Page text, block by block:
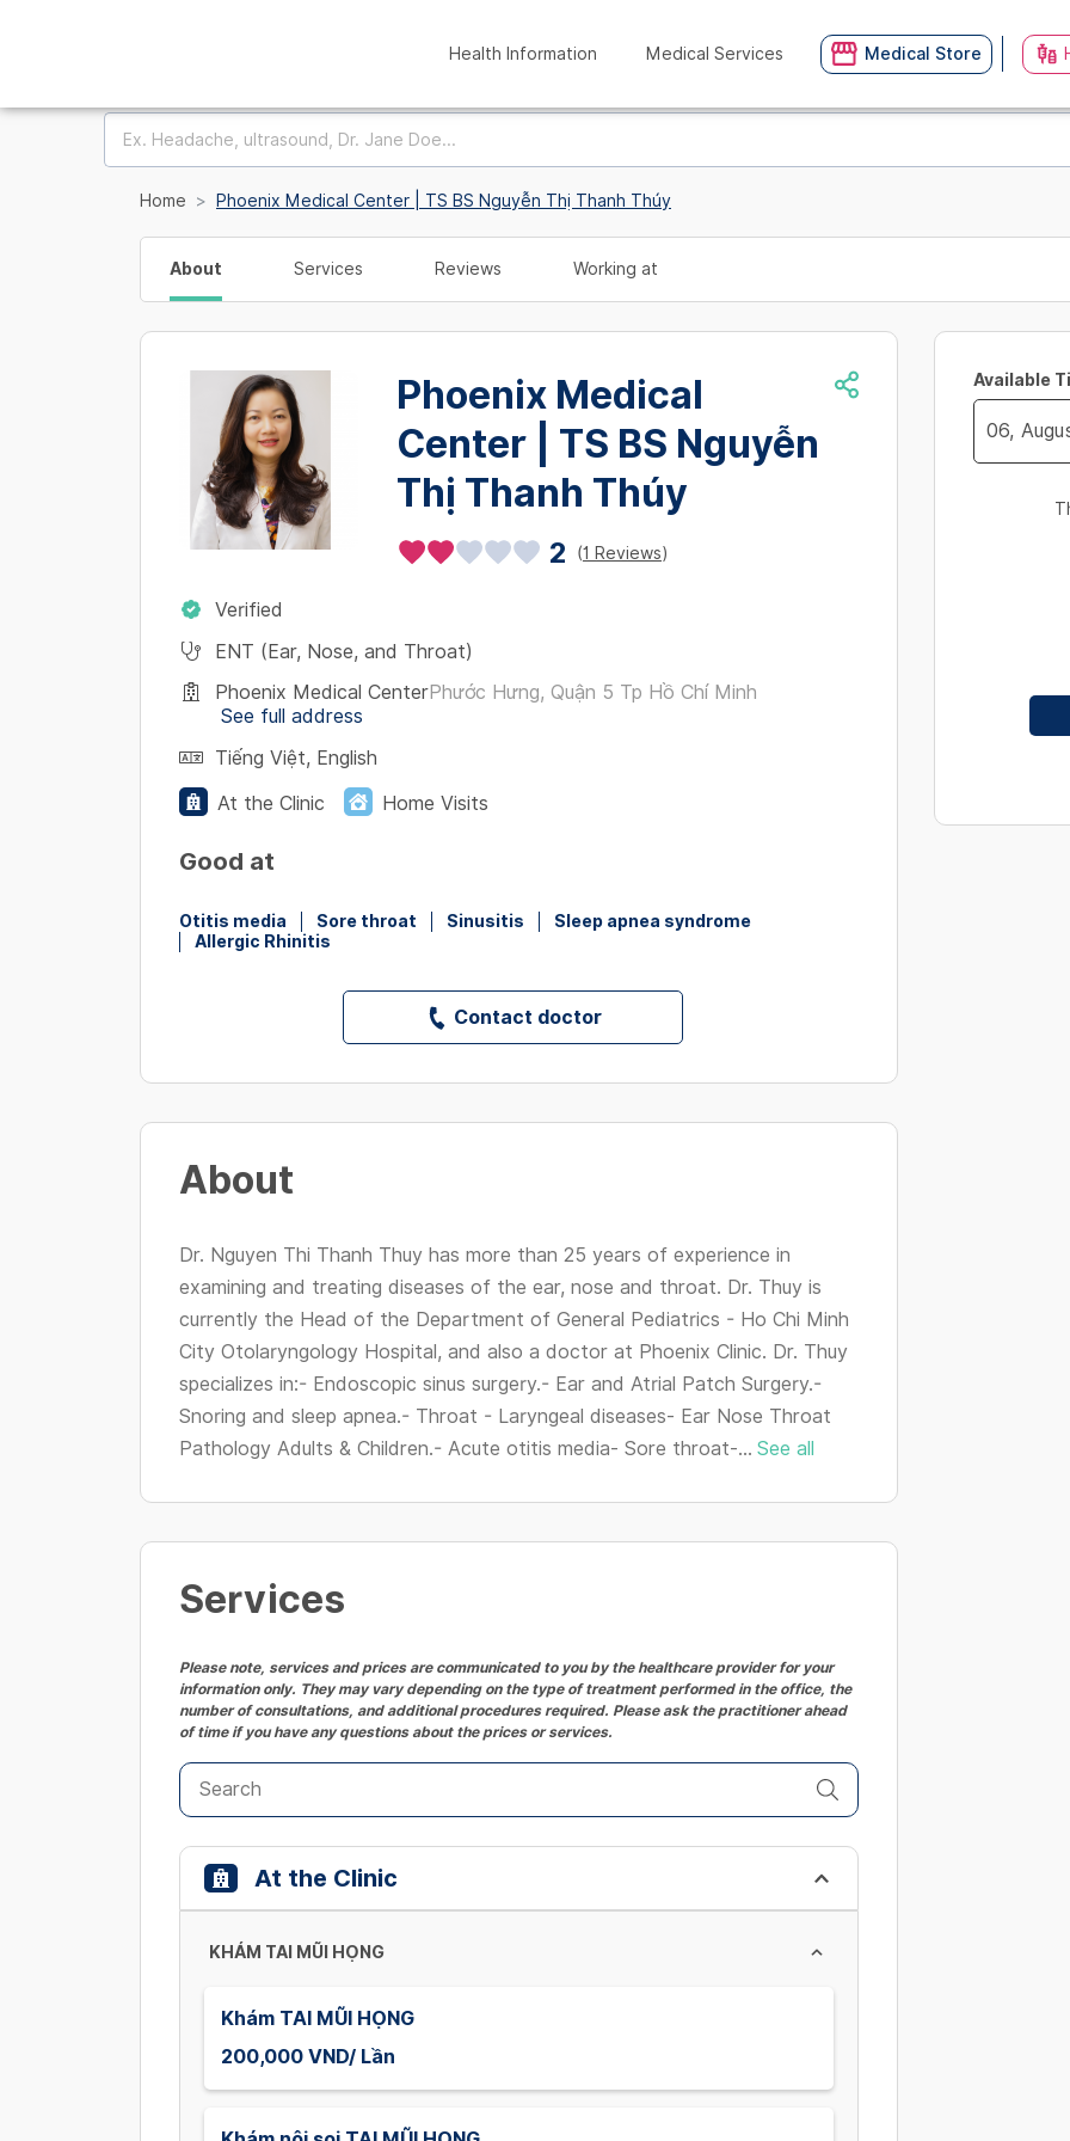
Health Information Medical Services Medical Store
Home Phoenix Medical Center | TS BS Nguyễn Thị Thanh Thúy
About Services Reviews Working at
Phoenix Medical
Center | TS BS Nguyễn
Thị Thanh Thúy
2 (1 Reviews)
Verified
ENT (Ear, Nose, and Throat)
Phoenix Medical CenterPhước Hưng, Quận 5 Tp Hồ Chí Minh
See full address
Tiếng Việt, English
At the Clinic
Home Visits
Good at
Otitis media Sore throat Sinusitis
Sleep apnea syndrome
Allergic Rhinitis
Contact doctor
About
Dr. Nguyen Thi Thanh Thuy has more than 25 years of experience in
examining and treating diseases of the ear, nose and throat. Dr. Thuy is
currently the Head of the Department of General Pediatrics - Ho Chi Minh
City Otolaryngology Hospital, and also a doctor at Phoenix Clinic. Dr. Thuy
specializes in:- Endoscopic sinus surgery.- Ear and Atrial Patch Surgery.-
Snoring and sleep apnea.- Throat - Laryngeal diseases- Ear Nose Throat
Pathology Adults & Children.- Acute otitis media- Sore throat-... See all
Services
Please note, services and prices are communicated to you by the healthcare provider for your
information only. They may vary depending on the type of treatment performed in the office, the
number of consultations, and additional procedures required. Please ask the practitioner ahead
of time if you have any questions about the prices or services.
At the Clinic
KHÁM TAI MŨI HỌNG
Khám TAI MŨI HỌNG
200,000 VND/ Lần
Available
Navigate
select